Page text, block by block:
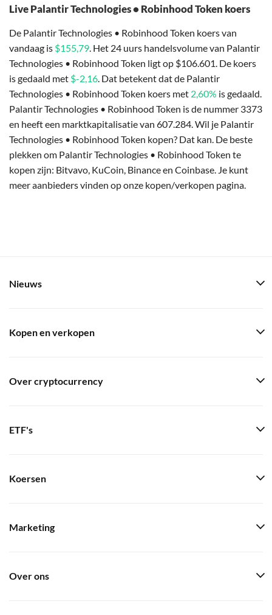
Live Palantir Technologies • Robinhood Token koers
De Palantir Technologies • Robinhood Token koers van
vandaag is $155,79. Het 24 uurs handelsvolume van Palantir
Technologies • Robinhood Token ligt op $106.601. De koers
is gedaald met $-2,16. Dat betekent dat de Palantir
Technologies • Robinhood Token koers met 2,60% is gedaald.
Palantir Technologies • Robinhood Token is de nummer 3373
en heeft een marktkapitalisatie van 607.284. Wil je Palantir
Technologies • Robinhood Token kopen? Dat kan. De beste
plekken om Palantir Technologies • Robinhood Token te
kopen zijn: Bitvavo, KuCoin, Binance en Coinbase. Je kunt
meer aanbieders vinden op onze kopen/verkopen pagina.
Nieuws
Kopen en verkopen
Over cryptocurrency
ETF's
Koersen
Marketing
Over ons